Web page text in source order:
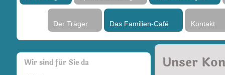
Der Träger Das Familien-Café Kontakt
Unser
Wir sind für Sie da